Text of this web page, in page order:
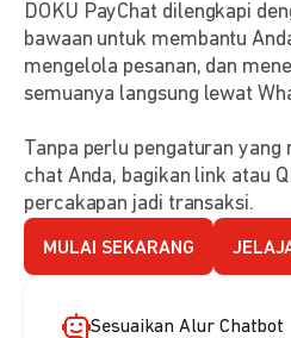
DOKU PayChat dilengkapi
bawaan untuk membantu
mengelola pesanan, dan
semuanya langsung lewat
Tanpa perlu pengaturan
chat Anda, bagikan link atau
percakapan jadi transaksi.
MULAI SEKARANG
Sesuaikan Alur Chatbot